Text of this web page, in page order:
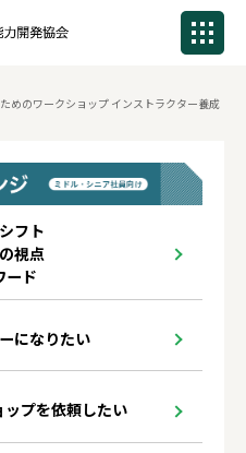
めのワークショップ インストラクター養成
フト
視点
ード
になりたい
プを依頼したい